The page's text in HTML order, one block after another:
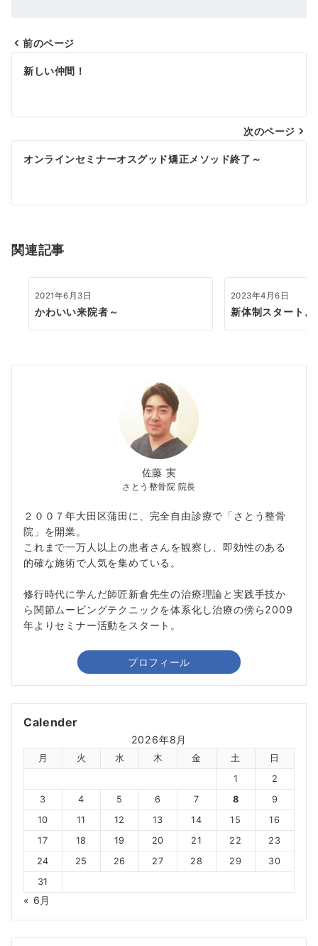
投
ビ
ゲ
シ
ン
前のページ
新しい仲間！
次のページ
オンラインセミナーオスグッド矯正メソッド終了～
関連記事
2021年6月3日
かわいい来院者～
2023年4月6日
新体制スタート。
佐藤 実
さとう整骨院 院長
２００７年大田区蒲田に、完全自由診療で「さとう整骨
院」を開業。
これまで一万人以上の患者さんを観察し、即効性のある
的確な施術で人気を集めている。
修行時代に学んだ師匠新倉先生の治療理論と実践手技か
ら関節ムービングテクニックを体系化し治療の傍ら2009
年よりセミナー活動をスタート。
プロフィール
Calender
2026年8月
月 火 水 木 金 土
日
1
2
3
4 5 6 7 8
9
10
11 12 13 14 15
16
17
18 19 20 21 22
23
24
25 26 27 28 29
30
31
« 6月